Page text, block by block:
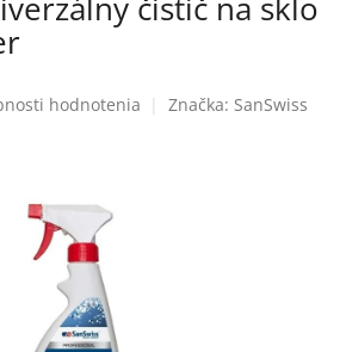
čistič na sklo
hodnotenia Značka: SanSwiss